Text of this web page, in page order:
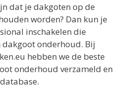
dat je dakgoten op de
worden? Dan kun je
inschakelen die
dakgoot onderhoud. Bij
hebben we de beste
onderhoud verzameld en